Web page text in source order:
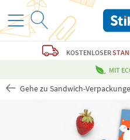
KOSTENLOSER
MIT
Gehe zu Sandwich-